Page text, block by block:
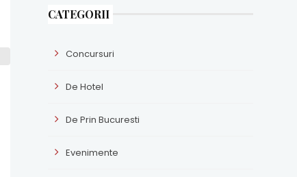
CATEGORII
Concursuri
De Hotel
De Prin Bucuresti
Evenimente